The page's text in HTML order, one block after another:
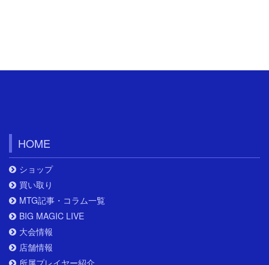
HOME
ショップ
買い取り
MTG記事・コラム一覧
BIG MAGIC LIVE
大会情報
店舗情報
所属プレイヤー紹介